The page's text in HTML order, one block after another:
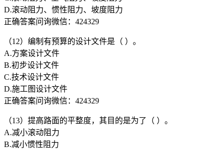
D.滚动阻力、惯性阻力、坡度阻力
正确答案问询微信：424329
（12）编制有预算的设计文件是（ ）。
A.方案设计文件
B.初步设计文件
C.技术设计文件
D.施工图设计文件
正确答案问询微信：424329
（13）提高路面的平整度，其目的是为了（ ）。
A.减小滚动阻力
B.减小惯性阻力